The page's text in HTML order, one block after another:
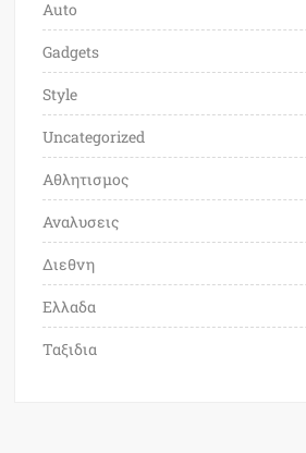
Auto
Gadgets
Style
Uncategorized
Αθλητισμος
Αναλυσεις
Διεθνη
Ελλαδα
Ταξιδια